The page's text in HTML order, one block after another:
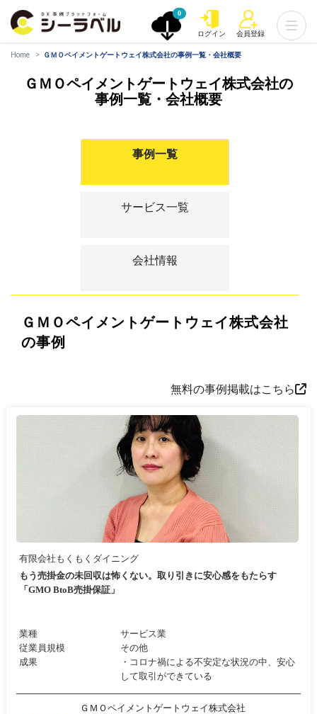
0
ログイン 会員登録
Home ＧＭＯペイメントゲートウェイ株式会社の事例一覧・会社概要
ＧＭＯペイメントゲートウェイ株式会社の
事例一覧・会社概要
事例一覧
サービス一覧
会社情報
ＧＭＯペイメントゲートウェイ株式会社
の事例
無料の事例掲載はこちら
有限会社もくもくダイニング
もう売掛金の未回収は怖くない。取り引きに安心感をもたらす
「GMO BtoB売掛保証」
業種
サービス業
従業員規模
その他
成果
・コロナ禍による不安定な状況の中、安心
して取引ができている
ＧＭＯペイメントゲートウェイ株式会社